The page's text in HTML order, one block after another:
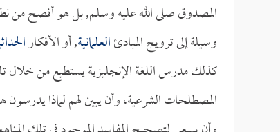
المصدوق صلى الله عليه وسلم, بل هو أفصح من
وسيلة إلى ترويج المبادئالعلمانية, أو الأفكار
كذلك مدرس اللغة الإنجليزية يستطيع من خلال
المصطلحات الشرعية، وأن يبين لهم لماذا يدرسون